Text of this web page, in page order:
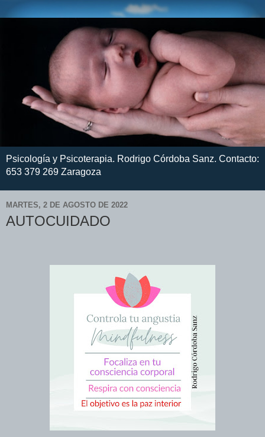
Psicología y Psicoterapia. Rodrigo Córdoba Sanz. Contacto:
653 379 269 Zaragoza
MARTES, 2 DE AGOSTO DE 2022
AUTOCUIDADO